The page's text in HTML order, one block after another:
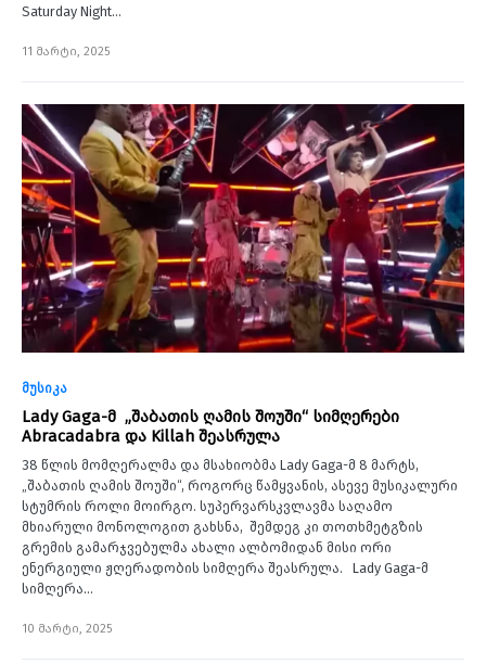
Saturday Night…
11 მარტი, 2025
მუსიკა
Lady Gaga-მ „შაბათის ღამის შოუში“ სიმღერები
Abracadabra და Killah შეასრულა
38 წლის მომღერალმა და მსახიობმა Lady Gaga-მ 8 მარტს,
„შაბათის ღამის შოუში“, როგორც წამყვანის, ასევე მუსიკალური
სტუმრის როლი მოირგო. სუპერვარსკვლავმა საღამო
მხიარული მონოლოგით გახსნა, შემდეგ კი თოთხმეტგზის
გრემის გამარჯვებულმა ახალი ალბომიდან მისი ორი
ენერგიული ჟღერადობის სიმღერა შეასრულა. Lady Gaga-მ
სიმღერა…
10 მარტი, 2025